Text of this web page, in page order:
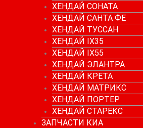
ХЕНДАЙ СОНАТА
ХЕНДАЙ САНТА ФЕ
ХЕНДАЙ ТУССАН
ХЕНДАЙ IX35
ХЕНДАЙ IX55
ХЕНДАЙ ЭЛАНТРА
ХЕНДАЙ КРЕТА
ХЕНДАЙ МАТРИКС
ХЕНДАЙ ПОРТЕР
ХЕНДАЙ СТАРЕКС
ЗАПЧАСТИ КИА